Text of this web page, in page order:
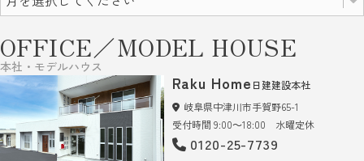
OFFICE／MODEL HOUSE
本社・モデルハウス
Raku Home 日建建設本社
岐阜県中津川市手賀野65-1
受付時間 9:00～18:00 水曜定休
0120-25-7739